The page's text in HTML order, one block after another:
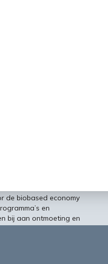
de biobased economy
en
bij aan ontmoeting en
en overheid en